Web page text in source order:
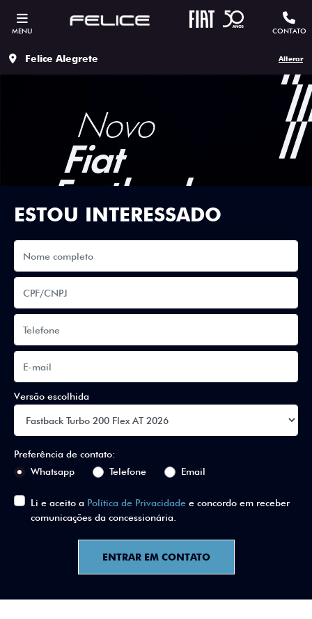
MENU CONTATO
Felice Alegrete Alterar
ESTOU INTERESSADO
Versão escolhida
Preferência de contato:
Whatsapp
Telefone Email
Li e aceito a Política de Privacidade e concordo em receber
comunicações da concessionária.
ENTRAR EM CONTATO